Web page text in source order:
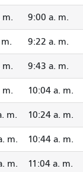
m. 9:00 a. m.
9:22 a. m.
m. 9:43 a. m.
m. 10:04 a. m.
m. 10:24 a. m.
m. 10:44 a. m.
m. 11:04 a. m.